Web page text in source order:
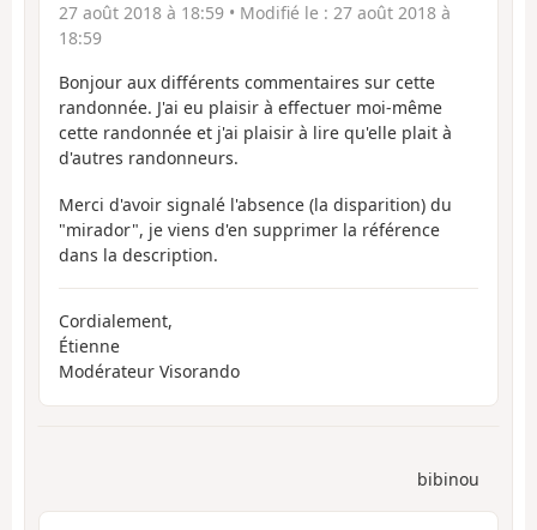
27 août 2018 à 18:59 • Modifié le : 27 août 2018 à
18:59
Bonjour aux différents commentaires sur cette
randonnée. J'ai eu plaisir à effectuer moi-même
cette randonnée et j'ai plaisir à lire qu'elle plait à
d'autres randonneurs.
Merci d'avoir signalé l'absence (la disparition) du
"mirador", je viens d'en supprimer la référence
dans la description.
Cordialement,
Étienne
Modérateur Visorando
bibinou